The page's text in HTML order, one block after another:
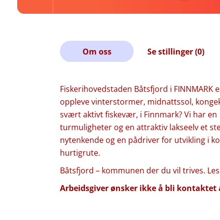
Om oss Se stillinger (0)
Fiskerihovedstaden Båtsfjord i
oppleve vinterstormer, midnattssol,
svært aktivt fiskevær, i Finnmark? Vi har
turmuligheter og en attraktiv lakseelv et
nytenkende og en pådriver for utvikling i
hurtigrute.
Båtsfjord – kommunen der du vil trives.
Arbeidsgiver ønsker ikke å bli kontaktet